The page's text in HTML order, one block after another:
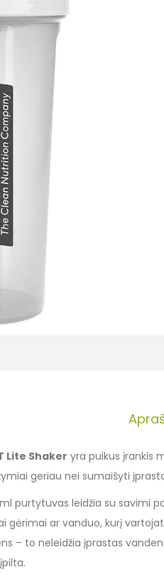
Lite Shaker yra puikus įrankis
geriau nei sumaišyti
purtytuvas leidžia su savimi
gėrimai ar vanduo, kurį
– to neleidžia įprastas